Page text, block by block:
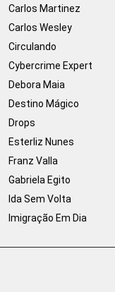
Carlos Martinez
Carlos Wesley
Circulando
Cybercrime Expert
Debora Maia
Destino Mágico
Drops
Esterliz Nunes
Franz Valla
Gabriela Egito
Ida Sem Volta
Imigração Em Dia